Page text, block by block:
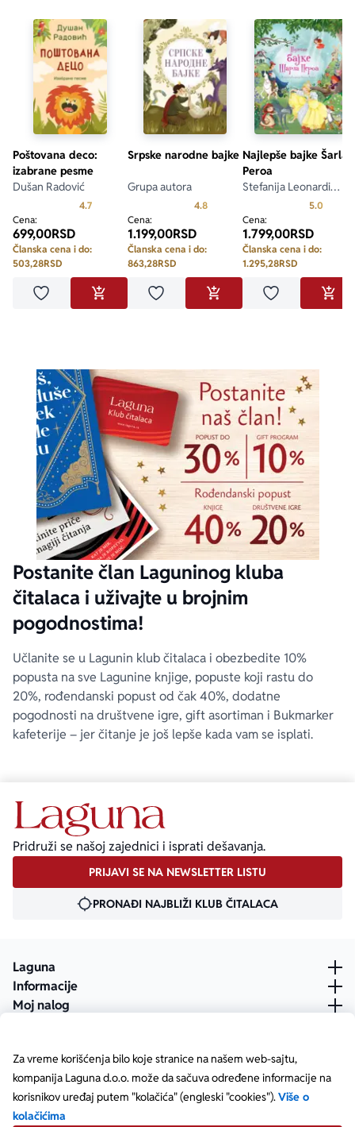
Za vreme korišćenja bilo koje stranice na našem web-sajtu,
kompanija Laguna d.o.o. može da sačuva određene informacije na
korisnikov uređaj putem "kolačića" (engleski "cookies").Više o
kolačićima
Poštovana deco:
izabrane pesme
Dušan Radović
4.7Prosecna ocena je 4.7 od 5
Cena:
699,00RSD
Članska cena i do:
503,28RSD
Dodaj u omiljeneDODAJ U KORPU
Srpske narodne bajke
Grupa autora
4.8Prosecna ocena je 4.8 od 5
Cena:
1.199,00RSD
Članska cena i do:
863,28RSD
Dodaj u omiljeneDODAJ U KORPU
Najlepše bajke Šarla
Peroa
Stefanija Leonardi
5.0
Cena:
1.799,00RSD
Članska cena i do:
1.295,28RSD
Dodaj u
Postanite član Laguninog kluba
čitalaca i uživajte u brojnim
pogodnostima!
Učlanite se u Lagunin klub čitalaca i obezbedite 10%
popusta na sve Lagunine knjige, popuste koji rastu do
20%, rođendanski popust od čak 40%, dodatne
pogodnosti na društvene igre, gift asortiman i Bukmarker
kafeterije – jer čitanje je još lepše kada vam se isplati.
Pridruži se našoj zajednici i isprati dešavanja.
PRIJAVI SE NA NEWSLETTER LISTU
PRONAĐI NAJBLIŽI KLUB ČITALACA
Laguna
Informacije
Moj nalog